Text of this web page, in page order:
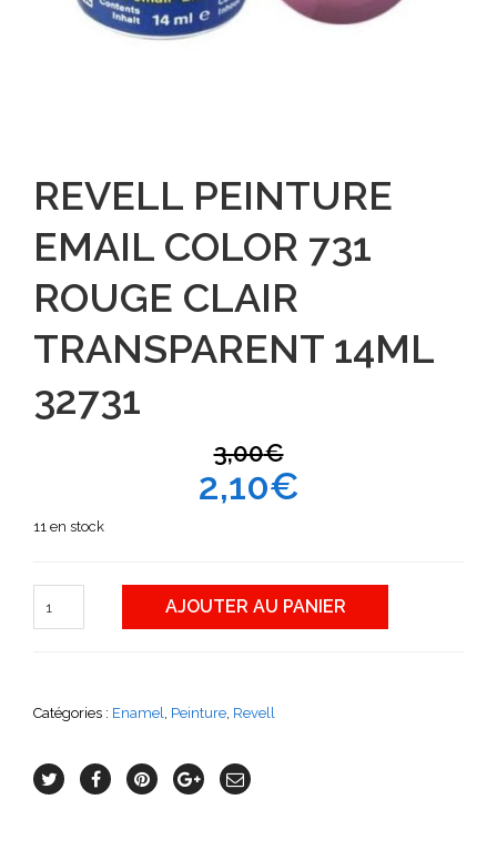
REVELL PEINTURE
EMAIL COLOR 731
ROUGE CLAIR
TRANSPARENT 14ML
32731
3,00€
2,10€
11 en stock
AJOUTER AU PANIER
Catégories : Enamel, Peinture, Revell